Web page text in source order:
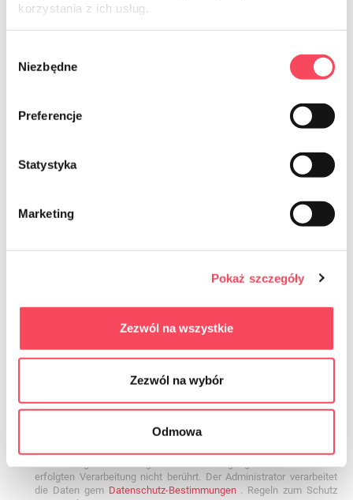
korzystania z ich usług.
zgody
Niezbędne
Preferencje
Statystyka
Marketing
Pokaż szczegóły
Zezwól na wszystkie
Zezwól na wybór
Odmowa
Ich bin damit einverstanden, dass kommerzielle Informationen
18. Juli 2002 über die Erbringung elektronischer Dienstleistungen
die in Bezug auf die von The angebotenen Dienstleistungen
durch Klick auf den entsprechenden Link am Ende der E-Mail
widerrufen werden. Durch den Widerruf der Einwilligung wird die
erfolgten Verarbeitung nicht berührt. Der Administrator verarbeitet
die Daten gemDatenschutz-Bestimmungen. Regeln zum Schutz